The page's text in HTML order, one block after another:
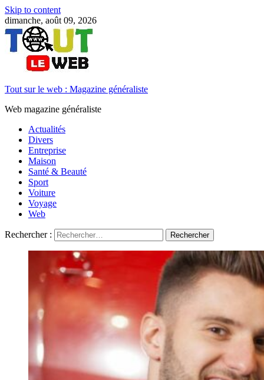
Skip to content
dimanche, août 09, 2026
Tout sur le web : Magazine généraliste
Web magazine généraliste
Actualités
Divers
Entreprise
Maison
Santé & Beauté
Sport
Voiture
Voyage
Web
Rechercher :